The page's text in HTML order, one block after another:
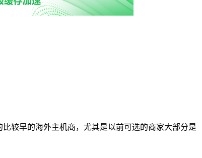
较早的海外主机商，尤其是以前可选的商家大部分是